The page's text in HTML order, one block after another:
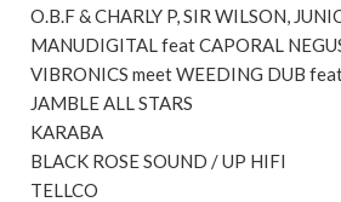
O.B.F & CHARLY P, SIR WILSON,
MANUDIGITAL feat CAPORAL
VIBRONICS meet WEEDING DUB
JAMBLE ALL STARS
KARABA
BLACK ROSE SOUND / UP HIFI
TELLCO